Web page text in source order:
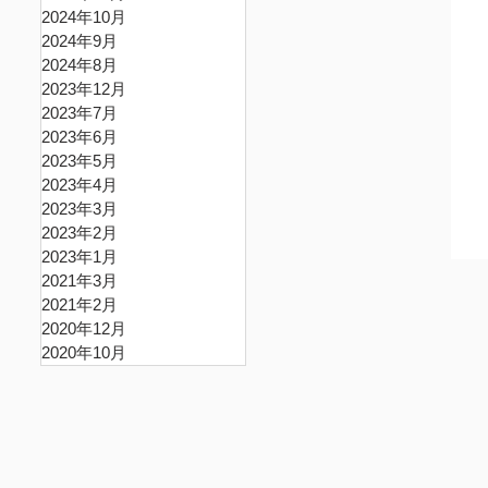
2024年10月
2024年9月
2024年8月
2023年12月
2023年7月
2023年6月
2023年5月
2023年4月
2023年3月
2023年2月
2023年1月
2021年3月
2021年2月
2020年12月
2020年10月